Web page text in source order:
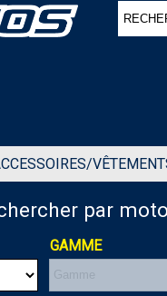
par moto
GAMME